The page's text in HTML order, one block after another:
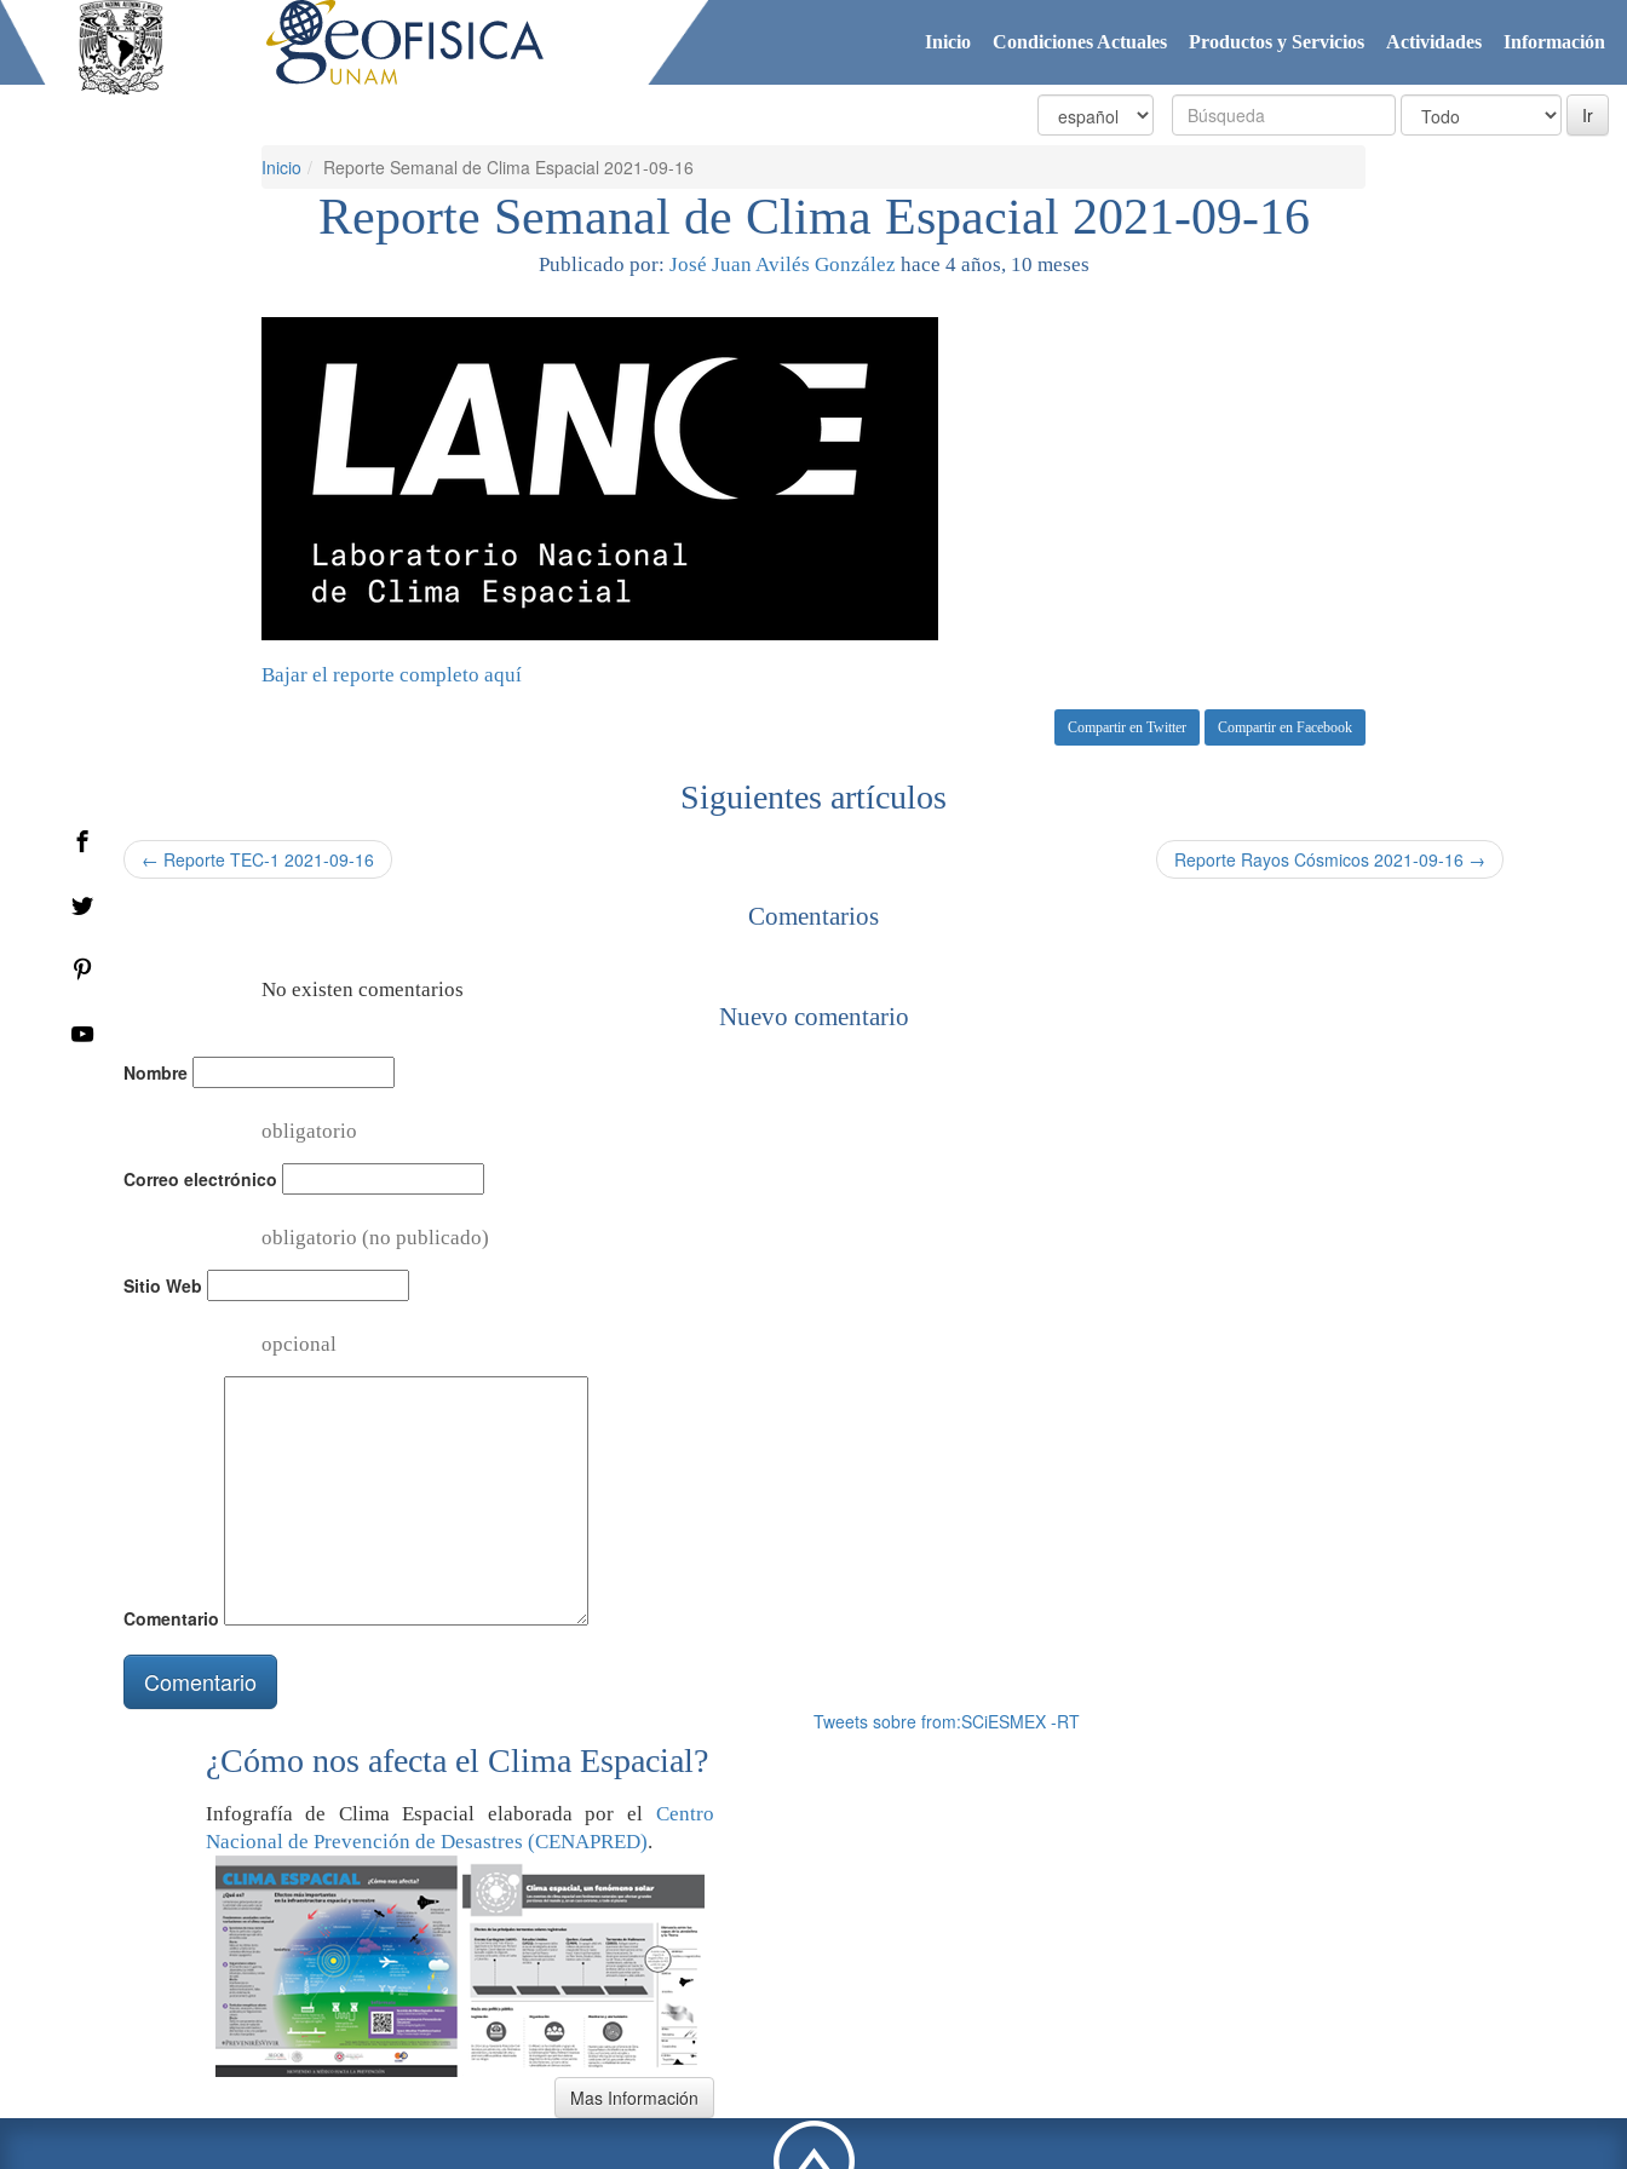
Inicio Condiciones Actuales Productos y Servicios Actividades Información
Inicio Reporte Semanal de Clima Espacial 2021-09-16
Reporte Semanal de Clima Espacial 2021-09-16
Publicado por: José Juan Avilés González hace 4 años, 10 meses
Bajar el reporte completo aquí
Compartir en Twitter Compartir en Facebook
Siguientes artículos
← Reporte TEC-1 2021-09-16 Reporte Rayos Cósmicos 2021-09-16 →
Comentarios
No existen comentarios
Nuevo comentario
Nombre
obligatorio
Correo electrónico
obligatorio (no publicado)
Sitio Web
opcional
Comentario
¿Cómo nos afecta el Clima Espacial?
Infografía de Clima Espacial elaborada por el Centro
Nacional de Prevención de Desastres (CENAPRED).
Tweets sobre from:SCiESMEX -RT